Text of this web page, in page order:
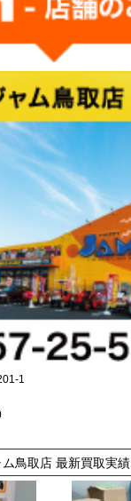
1
ム鳥取店 最新買取実績